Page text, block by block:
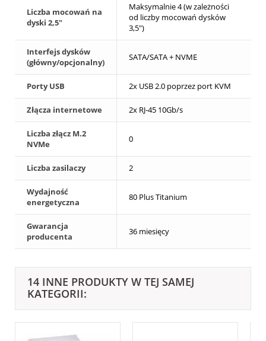
Liczba mocowań na
dyski 2,5"
Maksymalnie 4 (w zależności
od liczby mocowań dysków
3,5")
Interfejs dysków
(główny/opcjonalny)
SATA/SATA + NVME
Porty USB 2x USB 2.0 poprzez port KVM
Złącza internetowe 2x RJ-45 10Gb/s
Liczba złącz M.2
NVMe
0
Liczba zasilaczy 2
Wydajność
energetyczna
80 Plus Titanium
Gwarancja
producenta
36 miesięcy
14 INNE PRODUKTY W TEJ SAMEJ
KATEGORII: